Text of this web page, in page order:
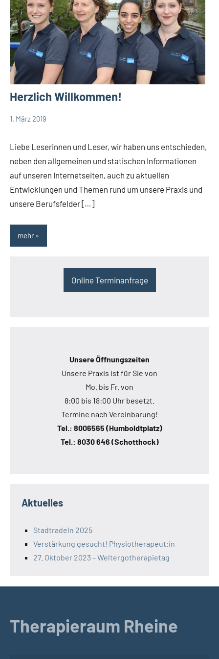
Herzlich Willkommen!
Intern
1. März 2019
Liebe Leserinnen und Leser, wir haben uns entschieden,
neben den allgemeinen und statischen Informationen
auf unseren Internetseiten, auch zu aktuellen
Entwicklungen und Themen rund um unsere Praxis und
unsere Berufsfelder […]
mehr
Online Terminanfrage
Unsere Öffnungszeiten
Unsere Praxis ist für Sie von
Mo. bis Fr. von
8:00 bis 18:00 Uhr besetzt.
Termine nach Vereinbarung!
Tel.: 8006565 (Humboldtplatz)
Tel.: 8030 646 (Schotthock)
Aktuelles
Stadtradeln 2025
Verstärkung gesucht! Physiotherapeut:in
27. Oktober 2023 – Weltergotherapietag
Therapieraum Rheine